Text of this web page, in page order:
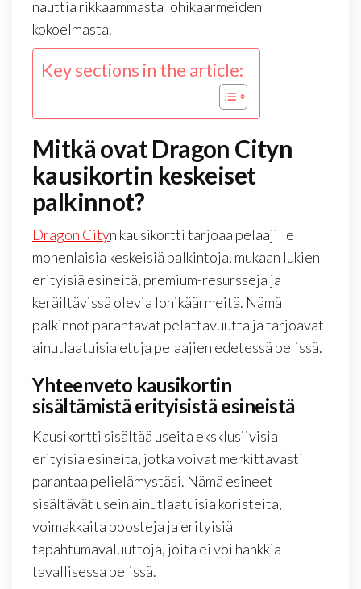
nauttia rikkaammasta lohikäärmeiden
kokoelmasta.
Key sections in the article:
Mitkä ovat Dragon Cityn
kausikortin keskeiset
palkinnot?
Dragon Cityn kausikortti tarjoaa pelaajille
monenlaisia keskeisiä palkintoja, mukaan lukien
erityisiä esineitä, premium-resursseja ja
keräiltävissä olevia lohikäärmeitä. Nämä
palkinnot parantavat pelattavuutta ja tarjoavat
ainutlaatuisia etuja pelaajien edetessä pelissä.
Yhteenveto kausikortin
sisältämistä erityisistä esineistä
Kausikortti sisältää useita eksklusiivisia
erityisiä esineitä, jotka voivat merkittävästi
parantaa pelielämystäsi. Nämä esineet
sisältävät usein ainutlaatuisia koristeita,
voimakkaita boosteja ja erityisiä
tapahtumavaluuttoja, joita ei voi hankkia
tavallisessa pelissä.